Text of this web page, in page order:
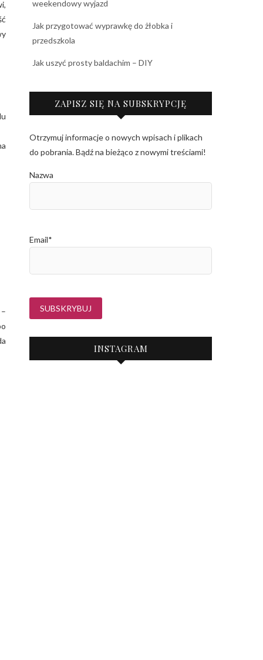
weekendowy wyjazd
Jak przygotować wyprawkę do żłobka i
przedszkola
Jak uszyć prosty baldachim – DIY
ZAPISZ SIĘ NA SUBSKRYPCJĘ
Otrzymuj informacje o nowych wpisach i plikach
do pobrania. Bądź na bieżąco z nowymi treściami!
Nazwa
Email*
INSTAGRAM